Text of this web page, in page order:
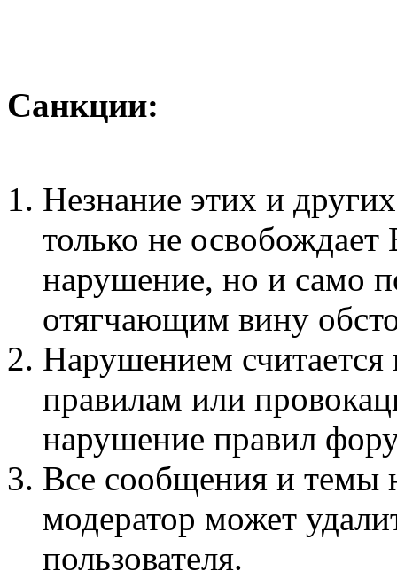
Санкции:
Незнание этих и
только не освобождает
нарушение, но и само
отягчающим вину
Нарушением считается
правилам или
нарушение правил
Все сообщения и темы
модератор может
пользователя.